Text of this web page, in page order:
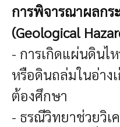
การพิจารณาผลก
(Geological
- การเกิดแผ่นดินไ
หรือดินถล่มในอ่าง
ต้องศึกษา
- ธรณีวิทยาช่วยวิเ